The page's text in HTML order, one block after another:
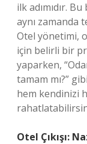
ilk adımıdır.
aynı zamanda
Otel yönetimi,
için belirli bir
yaparken,
tamam mı?”
hem kendinizi
Otel Çıkışı: